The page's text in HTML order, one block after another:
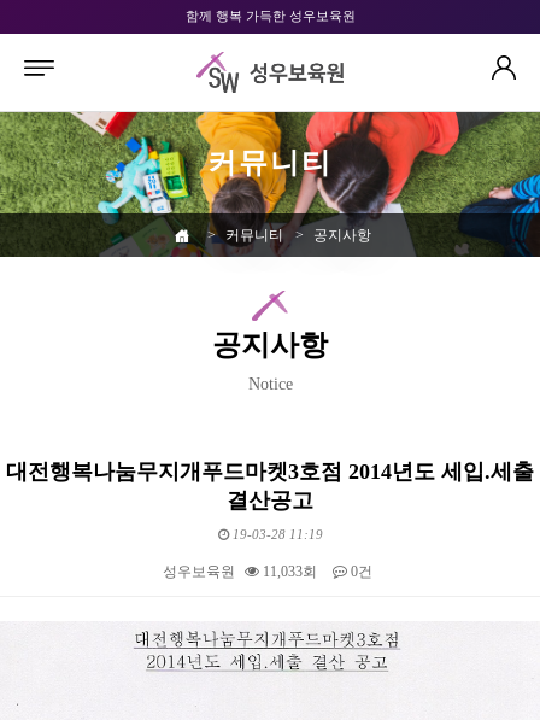
함께 행복 가득한 성우보육원
커뮤니티
> 커뮤니티 > 공지사항
공지사항
Notice
대전행복나눔무지개푸드마켓3호점 2014년도 세입.세출
결산공고
19-03-28 11:19
성우보육원 11,033회 0건